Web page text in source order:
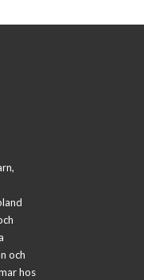
och
hos